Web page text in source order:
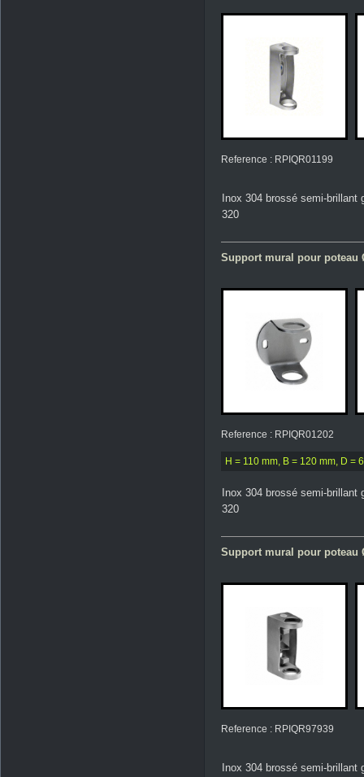
Reference : RPIQR01199
Inox 304 brossé semi-brillant
320
Support mural pour poteau
Reference : RPIQR01202
H = 110 mm, B = 120 mm, D =
Inox 304 brossé semi-brillant
320
Support mural pour poteau
Reference : RPIQR97939
Inox 304 brossé semi-brillant